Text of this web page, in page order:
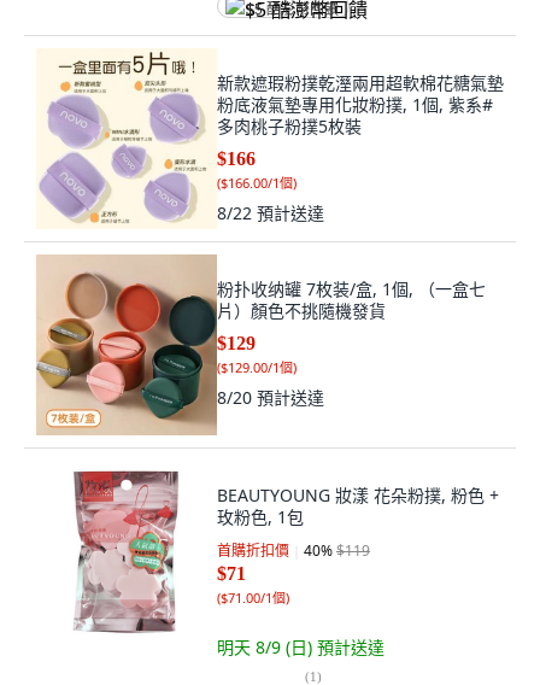
$5 酷澎幣回饋
新款遮瑕粉撲乾溼兩用超軟棉花糖氣墊
粉底液氣墊專用化妝粉撲, 1個, 紫系#
多肉桃子粉撲5枚裝
$166
($166.00/1個)
8/22 預計送達
粉扑收纳罐 7枚装/盒, 1個, （一盒七
片）顏色不挑隨機發貨
$129
($129.00/1個)
8/20 預計送達
BEAUTYOUNG 妝漾 花朵粉撲, 粉色 +
玫粉色, 1包
首購折扣價 40%$119
$71
($71.00/1個)
明天 8/9 (日) 預計送達
(1)